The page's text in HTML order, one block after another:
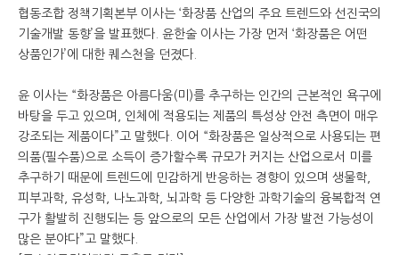
협동조합 정책기획본부 이사는 ‘화장품 산업의 주요 트렌드와 선진국의
기술개발 동향’을 발표했다. 윤한술 이사는 가장 먼저 ‘화장품은 어떤
상품인가’에 대한 퀘스천을 던졌다.
윤 이사는 “화장품은 아름다움(미)를 추구하는 인간의 근본적인 욕구에
바탕을 두고 있으며, 인체에 적용되는 제품의 특성상 안전 측면이 매우
강조되는 제품이다”고 말했다. 이어 “화장품은 일상적으로 사용되는 편
의품(필수품)으로 소득이 증가할수록 규모가 커지는 산업으로서 미를
추구하기 때문에 트렌드에 민감하게 반응하는 경향이 있으며 생물학,
피부과학, 유성학, 나노과학, 뇌과학 등 다양한 과학기술의 융복합적 연
구가 활발히 진행되는 등 앞으로의 모든 산업에서 가장 발전 가능성이
많은 분야다”고 말했다.